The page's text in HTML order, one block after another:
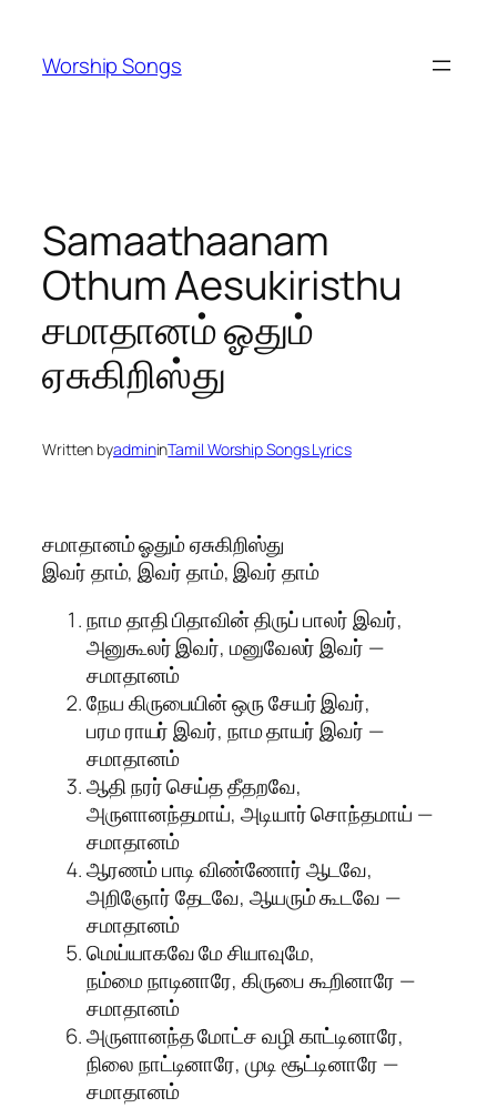
content
Worship Songs
Samaathaanam
Othum Aesukiristhu
சமாதானம் ஓதும்
ஏசுகிறிஸ்து
Written byadmininTamil Worship Songs Lyrics
சமாதானம் ஓதும் ஏசுகிறிஸ்து
இவர் தாம், இவர் தாம், இவர் தாம்
நாம தாதி பிதாவின் திருப் பாலர் இவர்,
அனுகூலர் இவர், மனுவேலர் இவர் —
சமாதானம்
நேய கிருபையின் ஒரு சேயர் இவர்,
பரம ராயர் இவர், நாம தாயர் இவர் —
சமாதானம்
ஆதி நரர் செய்த தீதறவே,
அருளானந்தமாய், அடியார் சொந்தமாய் —
சமாதானம்
ஆரணம் பாடி விண்ணோர் ஆடவே,
அறிஞோர் தேடவே, ஆயரும் கூடவே —
சமாதானம்
மெய்யாகவே மே சியாவுமே,
நம்மை நாடினாரே, கிருபை கூறினாரே —
சமாதானம்
அருளானந்த மோட்ச வழி காட்டினாரே,
நிலை நாட்டினாரே, முடி சூட்டினாரே —
சமாதானம்